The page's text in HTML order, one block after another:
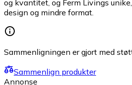
og kvantitet, og Ferm Livings
design og mindre format.
Sammenligningen er gjort med
Sammenlign produkter
Annonse